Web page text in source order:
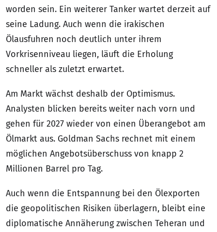
worden sein. Ein weiterer Tanker wartet derzeit auf
seine Ladung. Auch wenn die irakischen
Ölausfuhren noch deutlich unter ihrem
Vorkrisenniveau liegen, läuft die Erholung
schneller als zuletzt erwartet.
Am Markt wächst deshalb der Optimismus.
Analysten blicken bereits weiter nach vorn und
gehen für 2027 wieder von einen Überangebot am
Ölmarkt aus. Goldman Sachs rechnet mit einem
möglichen Angebotsüberschuss von knapp 2
Millionen Barrel pro Tag.
Auch wenn die Entspannung bei den Ölexporten
die geopolitischen Risiken überlagern, bleibt eine
diplomatische Annäherung zwischen Teheran und